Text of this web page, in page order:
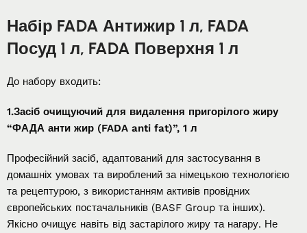
Набір FADA Антижир 1 л, FADA
Посуд 1 л, FADA Поверхня 1 л
До набору входить:
1.Засіб очищуючий для видалення пригорілого жиру
“ФАДА анти жир (FADA anti fat)”, 1 л
Професійний засіб, адаптований для застосування в
домашніх умовах та вироблений за німецькою технологією
та рецептурою, з використанням активів провідних
європейських постачальників (BASF Group та інших).
Якісно очищує навіть від застарілого жиру та нагару. Не